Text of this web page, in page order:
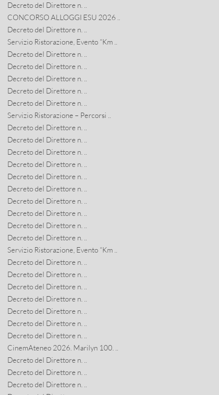
Decreto del Direttore n. ..
CONCORSO ALLOGGI ESU 2026 ..
Decreto del Direttore n. ..
Servizio Ristorazione, Evento “Km ..
Decreto del Direttore n. ..
Decreto del Direttore n. ..
Decreto del Direttore n. ..
Decreto del Direttore n. ..
Decreto del Direttore n. ..
Servizio Ristorazione – Percorsi ..
Decreto del Direttore n. ..
Decreto del Direttore n. ..
Decreto del Direttore n. ..
Decreto del Direttore n. ..
Decreto del Direttore n. ..
Decreto del Direttore n. ..
Decreto del Direttore n. ..
Decreto del Direttore n. ..
Decreto del Direttore n. ..
Decreto del Direttore n. ..
Servizio Ristorazione, Evento “Km ..
Decreto del Direttore n. ..
Decreto del Direttore n. ..
Decreto del Direttore n. ..
Decreto del Direttore n. ..
Decreto del Direttore n. ..
Decreto del Direttore n. ..
Decreto del Direttore n. ..
CinemAteneo 2026. Marilyn 100. ..
Decreto del Direttore n. ..
Decreto del Direttore n. ..
Decreto del Direttore n. ..